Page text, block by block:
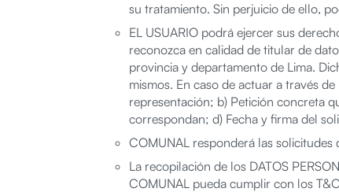
su tratamiento. Sin perjuicio de ello,
EL USUARIO podrá ejercer sus
reconozca en calidad de titular de
provincia y departamento de Lima.
mismos. En caso de actuar a través
representación; b) Petición concreta
correspondan; d) Fecha y firma del
COMUNAL responderá las
La recopilación de los DATOS
COMUNAL pueda cumplir con los